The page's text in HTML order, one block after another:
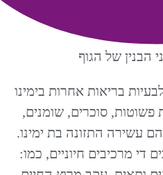
בריאות אחרות בימינו
פשוטות, סוכרים, שומנים,
עשירה התזונה בת ימינו.
די מרכיבים חיוניים, כמו: